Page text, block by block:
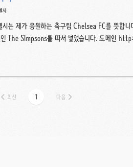
시
시는 제가 응원하는 축구팀 Chelsea FC를 뜻합
인 The Simpsons를 따서 넣었습니다. 도메인
에를 존외하고, 에곤 쉴레의 그림을 사랑합니다.
니다. 마찬가지로 저의 그..
최신 1 다음